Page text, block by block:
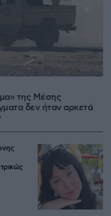
της Μέσης
δεν ήταν αρκετά